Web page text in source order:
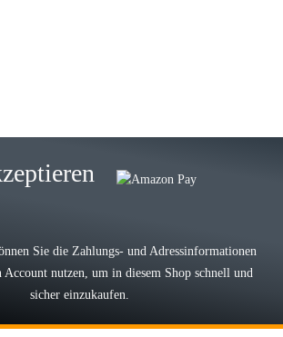
Lieferung, man kann bedenkenlos
Der Koffer macht einen sehr soliden
Sie die Zahlungs- und Adressinformationen
Account nutzen, um in diesem Shop schnell und
sicher einzukaufen.